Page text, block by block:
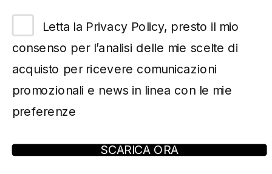
Letta la Privacy Policy, presto il mio
consenso per l’analisi delle mie scelte di
acquisto per ricevere comunicazioni
promozionali e news in linea con le mie
preferenze
SCARICA ORA